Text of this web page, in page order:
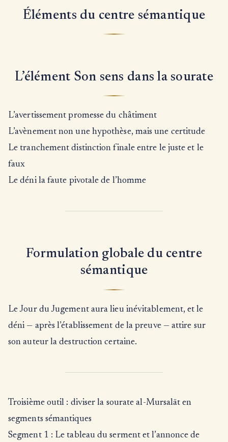
Éléments du centre sémantique
L’élément Son sens dans la sourate
L’avertissement promesse du châtiment
L’avènement non une hypothèse, mais une certitude
Le tranchement distinction finale entre le juste et le
faux
Le déni la faute pivotale de l’homme
Formulation globale du centre
sémantique
Le Jour du Jugement aura lieu inévitablement, et le
déni — après l’établissement de la preuve — attire sur
son auteur la destruction certaine.
Troisième outil : diviser la sourate al-Mursalāt en
segments sémantiques
Segment 1 : Le tableau du serment et l’annonce de